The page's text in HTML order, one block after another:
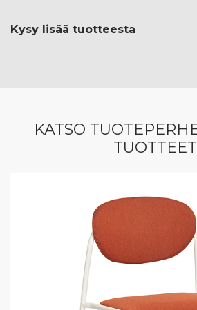
Kysy lisää tuotteesta
KATSO
TUOTTEET